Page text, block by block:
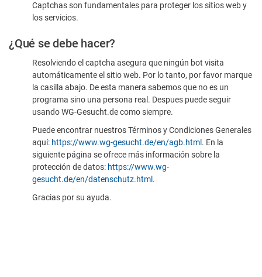
humano
Captchas son fundamentales para proteger los sitios web y
los servicios.
¿Qué se debe hacer?
Resolviendo el captcha asegura que ningún bot visita
automáticamente el sitio web. Por lo tanto, por favor marque
la casilla abajo. De esta manera sabemos que no es un
programa sino una persona real. Despues puede seguir
usando WG-Gesucht.de como siempre.
Puede encontrar nuestros Términos y Condiciones Generales
aquí: https://www.wg-gesucht.de/en/agb.html . En la
siguiente página se ofrece más información sobre la
protección de datos: https://www.wg-
gesucht.de/en/datenschutz.html .
Gracias por su ayuda.